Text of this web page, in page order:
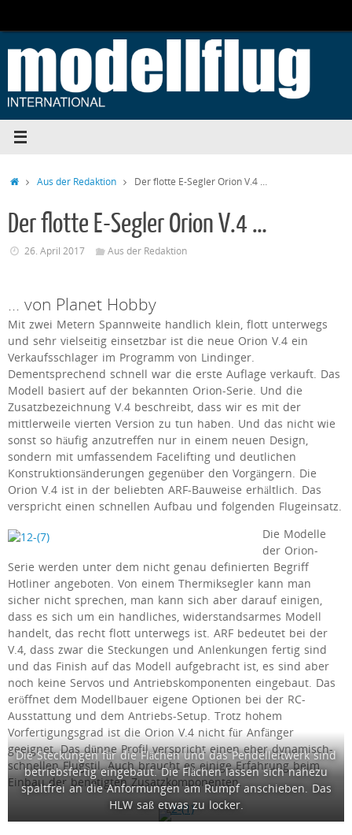
StartAus der Redaktion Der flotte E-Segler Orion V.4 …
Der flotte E-Segler Orion V.4 …
26. April 2017 Aus der Redaktion
… von Planet Hobby
Mit zwei Metern Spannweite handlich klein, flott unterwegs
und sehr vielseitig einsetzbar ist die neue Orion V.4 ein
Verkaufsschlager im Programm von Lindinger.
Dementsprechend schnell war die erste Auflage verkauft. Das
Modell basiert auf der bekannten Orion-Serie. Und die
Zusatzbezeichnung V.4 beschreibt, dass wir es mit der
mittlerweile vierten Version zu tun haben. Und das nicht wie
sonst so häufig anzutreffen nur in einem neuen Design,
sondern mit umfassendem Facelifting und deutlichen
Konstruktionsänderungen gegenüber den Vorgängern. Die
Orion V.4 ist in der beliebten ARF-Bauweise erhältlich. Das
verspricht einen schnellen Aufbau und folgenden Flugeinsatz.
Die Modelle
der Orion-
Serie werden unter dem nicht genau definierten Begriff
Hotliner angeboten. Von einem Thermiksegler kann man
sicher nicht sprechen, man kann sich aber darauf einigen,
dass es sich um ein handliches, widerstandsarmes Modell
handelt, das recht flott unterwegs ist. ARF bedeutet bei der
V.4, dass zwar die Steckungen und Anlenkungen fertig sind
und das Finish auf das Modell aufgebracht ist, es sind aber
noch keine Servos und Antriebskomponenten eingebaut. Das
eröffnet dem Modellbauer eigene Optionen bei der RC-
Ausstattung und dem Antriebs-Set­up. Trotz hohem
Vorfertigungsgrad ist die Orion V.4 nicht für Anfänger
geeignet. Das dünne Profil verspricht einen eher dynamisch-
schnellen Flugstil. Auch braucht es einige Erfahrung beim
Einbau der benötigten Zusatzkomponenten.
Die Steckungen für die Flächen und das Pendelleitwerk sind
betriebsfertig eingebaut. Die Flächen lassen sich nahezu
spaltfrei an die Anformungen am Rumpf anschieben. Das
HLW saß etwas zu locker.